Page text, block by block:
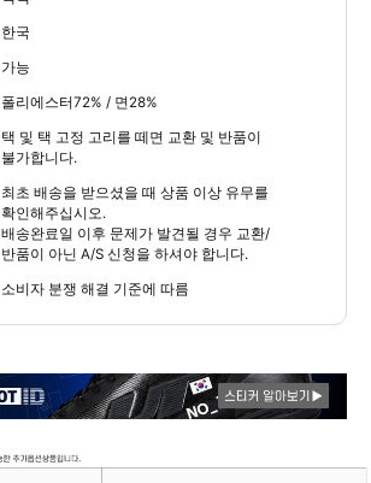
한국
가능
폴리에스터72% / 면28%
택 및 택 고정 고리를 떼면 교환 및 반품이
불가합니다.
최초 배송을 받으셨을 때 상품 이상 유무를
확인해주십시오.
배송완료일 이후 문제가 발견될 경우 교환/
반품이 아닌 A/S 신청을 하셔야 합니다.
소비자 분쟁 해결 기준에 따름